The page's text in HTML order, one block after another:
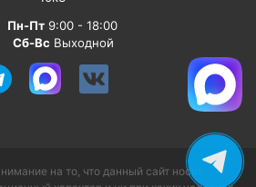
Пн-Пт 9:00 - 18:00
Сб-Вс Выходной
на то, что данный сайт носит